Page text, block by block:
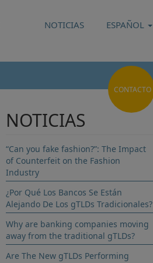
NOTICIAS ESPAÑOL
CONTACTO
NOTICIAS
“Can you fake fashion?”: The Impact
of Counterfeit on the Fashion
Industry
¿Por Qué Los Bancos Se Están
Alejando De Los gTLDs Tradicionales?
Why are banking companies moving
away from the traditional gTLDs?
Are The New gTLDs Performing